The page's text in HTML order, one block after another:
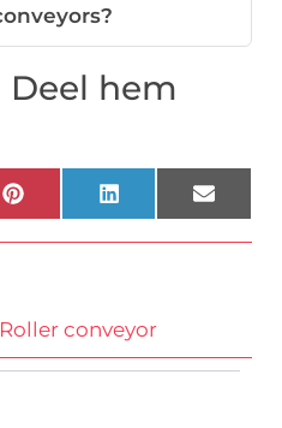
Deel hem
PinterestLinkedInEmail
Roller conveyor